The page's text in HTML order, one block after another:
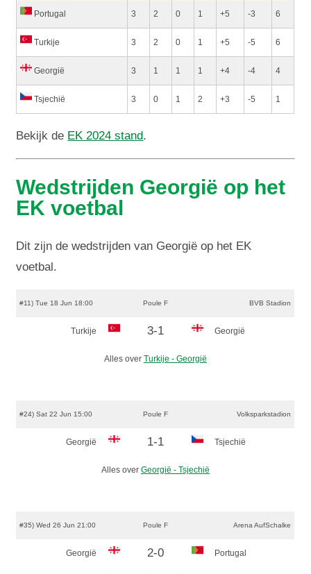
Portugal 3 2 0 1 +5 -3 6
Turkije 3 2 0 1 +5 -5 6
Georgië 3 1 1 1 +4 -4 4
Tsjechië 3 0 1 2 +3 -5 1
Bekijk de EK 2024 stand.
Wedstrijden Georgië op het
EK voetbal
Dit zijn de wedstrijden van Georgië op het EK
voetbal.
#11) Tue 18 Jun 18:00 Poule F BVB Stadion
Turkije 3-1 Georgië
Alles over Turkije - Georgië
#24) Sat 22 Jun 15:00 Poule F Volksparkstadion
Georgië 1-1 Tsjechië
Alles over Georgië - Tsjechië
#35) Wed 26 Jun 21:00 Poule F Arena AufSchalke
Georgië 2-0 Portugal